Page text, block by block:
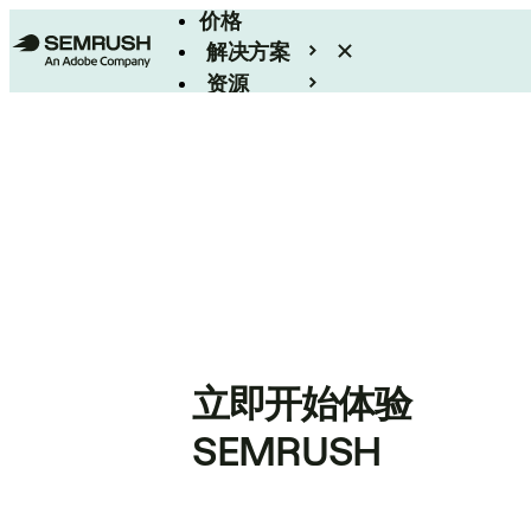
价格
解决方案
资源
立即开始体验
SEMRUSH